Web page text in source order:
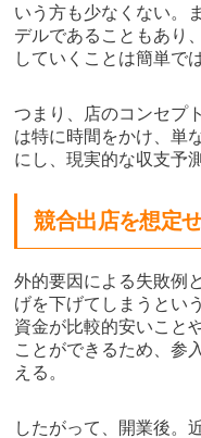
いう方も少なくない。
デルであることもあり
していくことは簡単で
つまり、店のコンセプ
は特に時間をかけ、単
にし、現実的な収支予
競合出店を想定
外的要因による失敗例
げを下げてしまうとい
資金が比較的安いこと
ことができるため、参
える。
したがって、開業後。